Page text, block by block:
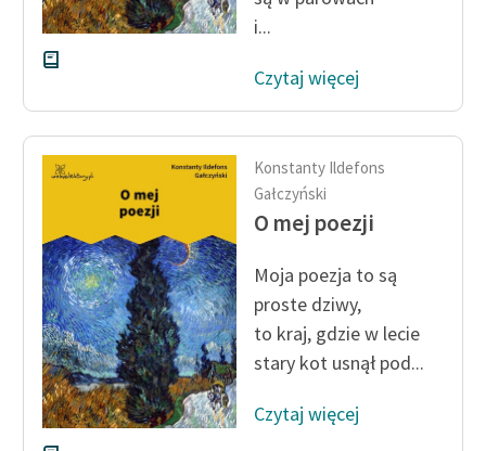
i...
Czytaj więcej
Konstanty Ildefons
Gałczyński
O mej poezji
Moja poezja to są
proste dziwy,
to kraj, gdzie w lecie
stary kot usnął pod...
Czytaj więcej